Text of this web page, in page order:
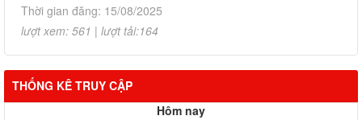
Thời gian đăng: 15/08/2025
lượt xem: 561 | lượt tải:164
THỐNG KÊ TRUY CẬP
Hôm nay